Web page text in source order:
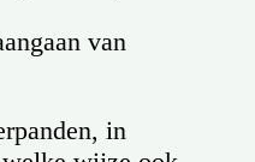
van
in